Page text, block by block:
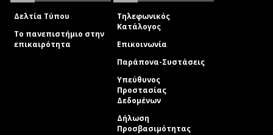
Δελτία Τύπου
Το πανεπιστήμιο στην
επικαιρότητα
Τηλεφωνικός
Κατάλογος
Επικοινωνία
Παράπονα-Συστάσεις
Υπεύθυνος
Προστασίας
Δεδομένων
Δήλωση
Προσβασιμότητας